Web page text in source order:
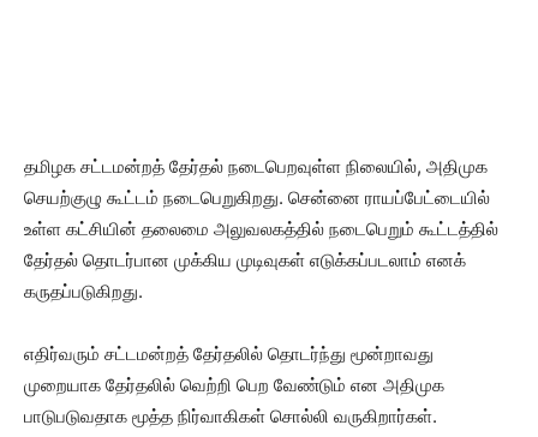
தமிழக சட்டமன்றத் தேர்தல் நடைபெறவுள்ள நிலையில், அதிமுக
செயற்குழு கூட்டம் நடைபெறுகிறது. சென்னை ராயப்பேட்டையில்
உள்ள கட்சியின் தலைமை அலுவலகத்தில் நடைபெறும் கூட்டத்தில்
தேர்தல் தொடர்பான முக்கிய முடிவுகள் எடுக்கப்படலாம் எனக்
கருதப்படுகிறது.
எதிர்வரும் சட்டமன்றத் தேர்தலில் தொடர்ந்து மூன்றாவது
முறையாக தேர்தலில் வெற்றி பெற வேண்டும் என அதிமுக
பாடுபடுவதாக மூத்த நிர்வாகிகள் சொல்லி வருகிறார்கள்.